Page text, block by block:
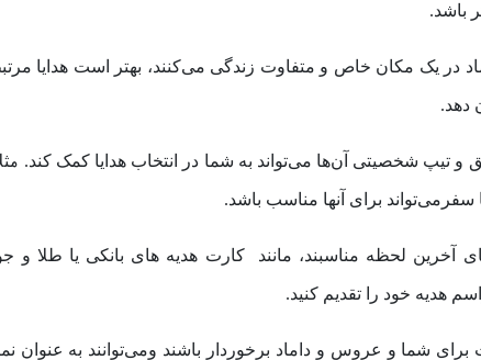
باشد.
در یک مکان خاص و متفاوت زندگی می‌کنند، بهتر است هدایا
دهد.
تیپ شخصیتی آن‌ها می‌تواند به شما در انتخاب هدایا کمک کند.
سفرمی‌تواند برای آنها مناسب باشد.
آخرین لحظه مناسبند، مانند کارت‌ هدیه های بانکی یا طلا و
هدیه خود را تقدیم کنید.
برای شما و عروس و داماد برخوردار باشند ومی‌توانند به